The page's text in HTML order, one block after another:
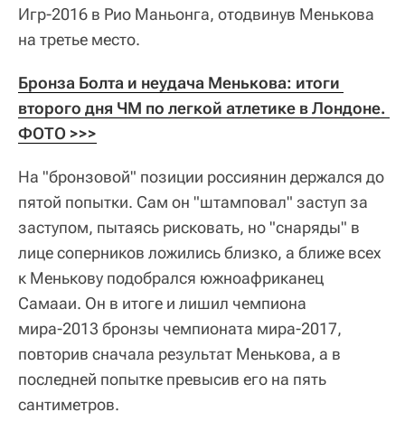
Игр-2016 в Рио Маньонга, отодвинув Менькова
на третье место.
Бронза Болта и неудача Менькова: итоги
второго дня ЧМ по легкой атлетике в Лондоне.
ФОТО >>>
На "бронзовой" позиции россиянин держался до
пятой попытки. Сам он "штамповал" заступ за
заступом, пытаясь рисковать, но "снаряды" в
лице соперников ложились близко, а ближе всех
к Менькову подобрался южноафриканец
Самааи. Он в итоге и лишил чемпиона
мира-2013 бронзы чемпионата мира-2017,
повторив сначала результат Менькова, а в
последней попытке превысив его на пять
сантиметров.